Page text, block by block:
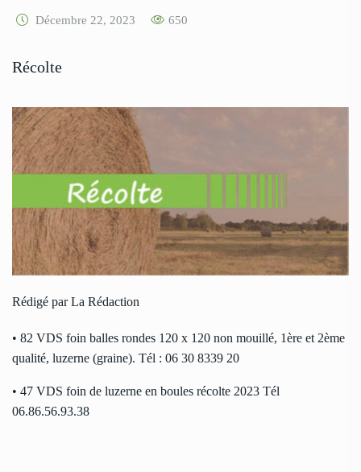
Décembre 22, 2023 650
Récolte
Rédigé par La Rédaction
• 82 VDS foin balles rondes 120 x 120 non mouillé, 1ère et 2ème
qualité, luzerne (graine). Tél : 06 30 8339 20
• 47 VDS foin de luzerne en boules récolte 2023 Tél
06.86.56.93.38